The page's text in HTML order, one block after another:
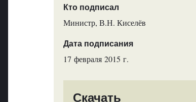
Кто подписал
Министр, В.Н. Киселёв
Дата подписания
17 февраля 2015 г.
Скачать